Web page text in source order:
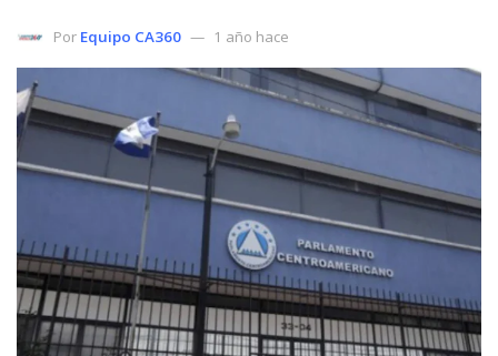
Por Equipo CA360 1 año hace